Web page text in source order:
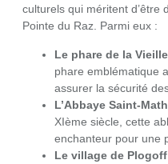
culturels qui méritent d’être
Pointe du Raz. Parmi eux :
Le phare de la Vieille
phare emblématique
assurer la sécurité
L’Abbaye Saint-
XIème siècle, cette
enchanteur pour une
Le village de Plogoff